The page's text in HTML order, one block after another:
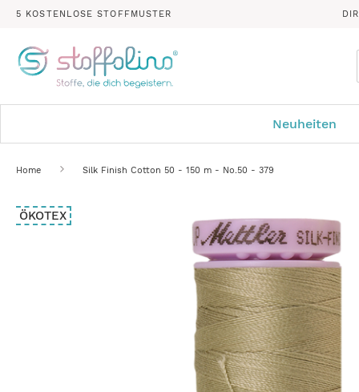
5 KOSTENLOSE STOFFMUSTER
Neuheiten
Home Silk Finish Cotton 50 - 150 m - No.50 - 379
Zum
Ende
ÖKOTEX